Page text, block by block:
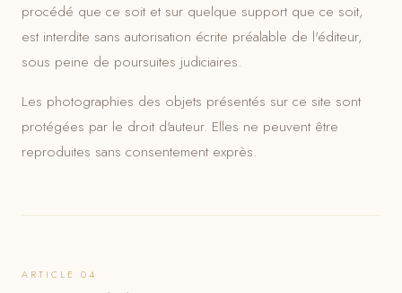
procédé que ce soit et sur quelque support que ce soit,
est interdite sans autorisation écrite préalable de l'éditeur,
sous peine de poursuites judiciaires.
Les photographies des objets présentés sur ce site sont
protégées par le droit d'auteur. Elles ne peuvent être
reproduites sans consentement exprès.
ARTICLE 04